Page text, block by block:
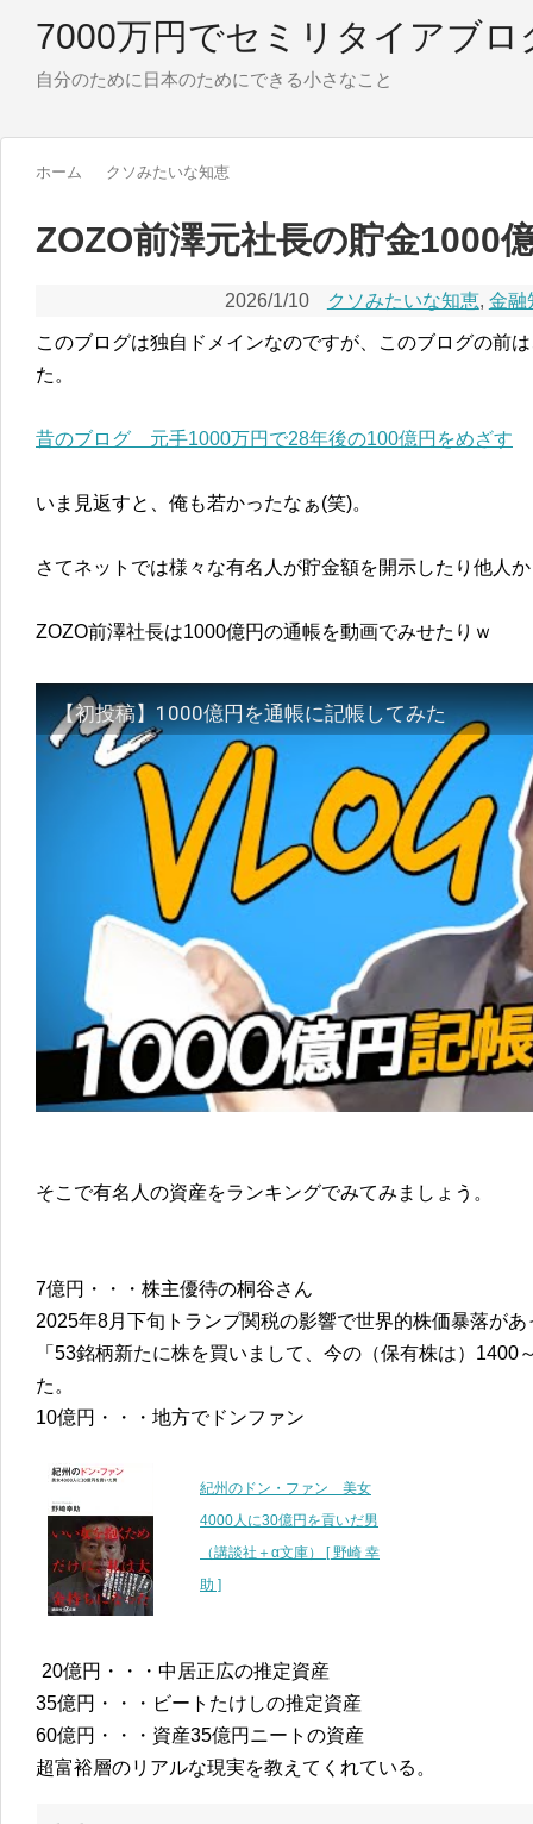
7000万円でセミリタイアブロ
自分のために日本のためにできる小さなこと
ホーム クソみたいな知恵
ZOZO前澤元社長の貯金1000
2026/1/10 クソみたいな知恵, 金融
このブログは独自ドメインなのですが、このブログの前
た。
昔のブログ 元手1000万円で28年後の100億円をめざす
いま見返すと、俺も若かったなぁ(笑)。
さてネットでは様々な有名人が貯金額を開示したり他人
ZOZO前澤社長は1000億円の通帳を動画でみせたりｗ
【初投稿】1000億円を通帳に記帳してみた
そこで有名人の資産をランキングでみてみましょう。
7億円・・・株主優待の桐谷さん
2025年8月下旬トランプ関税の影響で世界的株価暴落が
「53銘柄新たに株を買いまして、今の（保有株は）1400
た。
10億円・・・地方でドンファン
紀州のドン・ファン 美女
4000人に30億円を貢いだ男
（講談社＋α文庫） [ 野崎 幸
助 ]
20億円・・・中居正広の推定資産
35億円・・・ビートたけしの推定資産
60億円・・・資産35億円ニートの資産
超富裕層のリアルな現実を教えてくれている。